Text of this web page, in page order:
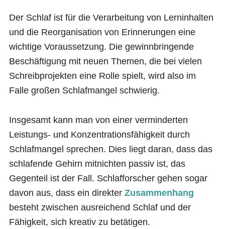
Der Schlaf ist für die Verarbeitung von Lerninhalten
und die Reorganisation von Erinnerungen eine
wichtige Voraussetzung. Die gewinnbringende
Beschäftigung mit neuen Themen, die bei vielen
Schreibprojekten eine Rolle spielt, wird also im
Falle großen Schlafmangel schwierig.
Insgesamt kann man von einer verminderten
Leistungs- und Konzentrationsfähigkeit durch
Schlafmangel sprechen. Dies liegt daran, dass das
schlafende Gehirn mitnichten passiv ist, das
Gegenteil ist der Fall. Schlafforscher gehen sogar
davon aus, dass ein direkter Zusammenhang
besteht zwischen ausreichend Schlaf und der
Fähigkeit, sich kreativ zu betätigen.